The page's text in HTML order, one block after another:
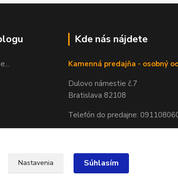
Kde nás nájdete
Kamenná predajňa - osobný
Dulovo námestie č.7
Bratislava 82108
Telefón do predajne:
Nastavenia Súhlasím